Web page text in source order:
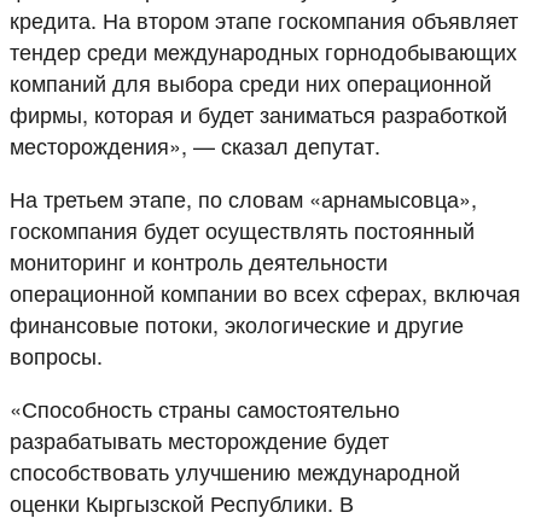
кредита. На втором этапе госкомпания объявляет
тендер среди международных горнодобывающих
компаний для выбора среди них операционной
фирмы, которая и будет заниматься разработкой
месторождения», — сказал депутат.
На третьем этапе, по словам «арнамысовца»,
госкомпания будет осуществлять постоянный
мониторинг и контроль деятельности
операционной компании во всех сферах, включая
финансовые потоки, экологические и другие
вопросы.
«Способность страны самостоятельно
разрабатывать месторождение будет
способствовать улучшению международной
оценки Кыргызской Республики. В